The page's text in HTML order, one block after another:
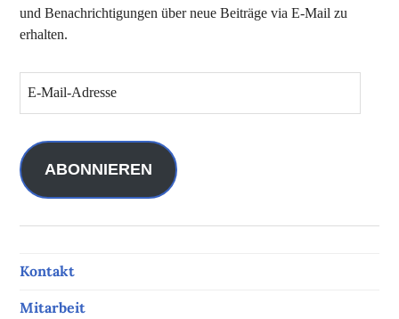
und Benachrichtigungen über neue Beiträge via E-Mail zu
erhalten.
i
l
A
r
ABONNIEREN
Kontakt
Mitarbeit